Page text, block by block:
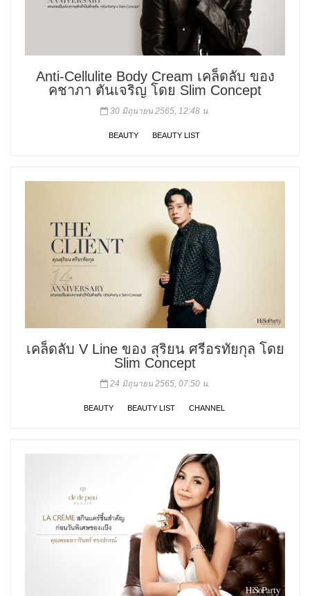
Anti-Cellulite Body Cream เคล็ดลับ ของ
คชาภา ตันเจริญ โดย Slim Concept
30 มิถุนายน 2565, 12:48 น.
BEAUTY BEAUTY LIST
เคล็ดลับ V Line ของ สุริยน ศรีอรทัยกุล โดย
Slim Concept
24 มิถุนายน 2565, 07:50 น.
BEAUTY BEAUTY LIST CHANNEL